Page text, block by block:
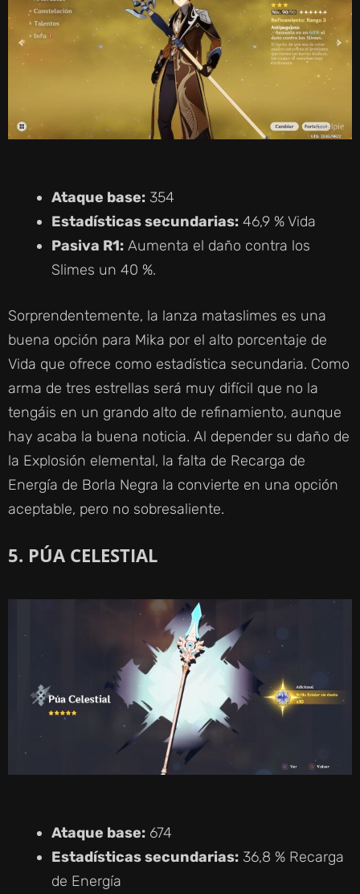
Ataque base: 354
Estadísticas secundarias: 46,9 % Vida
Pasiva R1: Aumenta el daño contra los
Slimes un 40 %.
Sorprendentemente, la lanza mataslimes es una
buena opción para Mika por el alto porcentaje de
Vida que ofrece como estadística secundaria. Como
arma de tres estrellas será muy difícil que no la
tengáis en un grando alto de refinamiento, aunque
hay acaba la buena noticia. Al depender su daño de
la Explosión elemental, la falta de Recarga de
Energía de Borla Negra la convierte en una opción
aceptable, pero no sobresaliente.
5. PÚA CELESTIAL
Ataque base: 674
Estadísticas secundarias: 36,8 % Recarga
de Energía